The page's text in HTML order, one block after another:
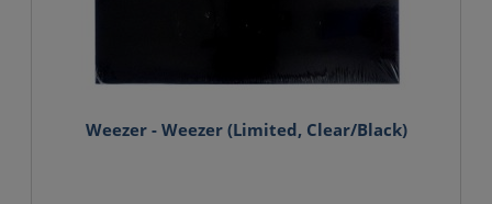
Weezer - Weezer (Limited, Clear/Black)